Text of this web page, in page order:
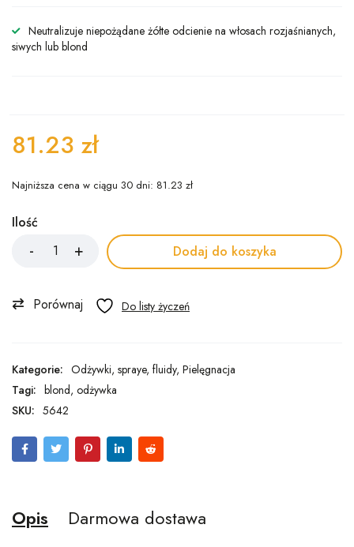
Neutralizuje niepożądane żółte odcienie na włosach rozjaśnianych,
siwych lub blond
81.23 zł
Najniższa cena w ciągu 30 dni: 81.23 zł
Ilość
Dodaj do koszyka
Porównaj
Kategorie: Odżywki, spraye, fluidy, Pielęgnacja
Tagi: blond, odżywka
SKU: 5642
Opis Darmowa dostawa